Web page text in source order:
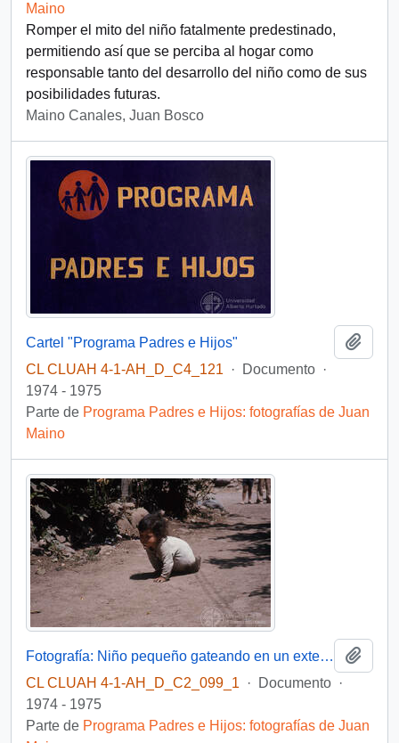
Maino
Romper el mito del niño fatalmente predestinado,
permitiendo así que se perciba al hogar como
responsable tanto del desarrollo del niño como de sus
posibilidades futuras.
Maino Canales, Juan Bosco
Cartel "Programa Padres e Hijos"
CL CLUAH 4-1-AH_D_C4_121
· Documento ·
1974 - 1975
Parte de Programa Padres e Hijos: fotografías de Juan
Maino
Fotografía: Niño pequeño gateando en un exterior
CL CLUAH 4-1-AH_D_C2_099_1
· Documento ·
1974 - 1975
Parte de Programa Padres e Hijos: fotografías de Juan